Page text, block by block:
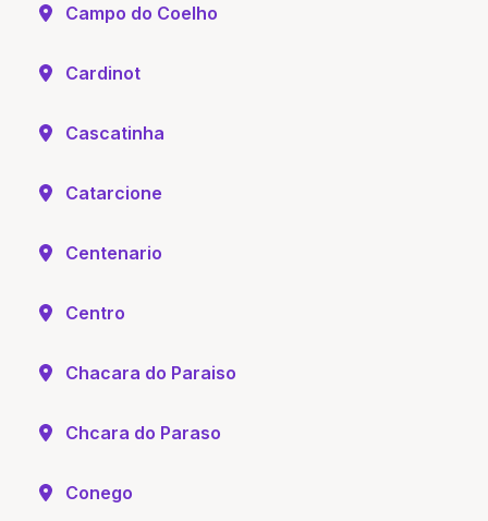
Campo do Coelho
Cardinot
Cascatinha
Catarcione
Centenario
Centro
Chacara do Paraiso
Chcara do Paraso
Conego